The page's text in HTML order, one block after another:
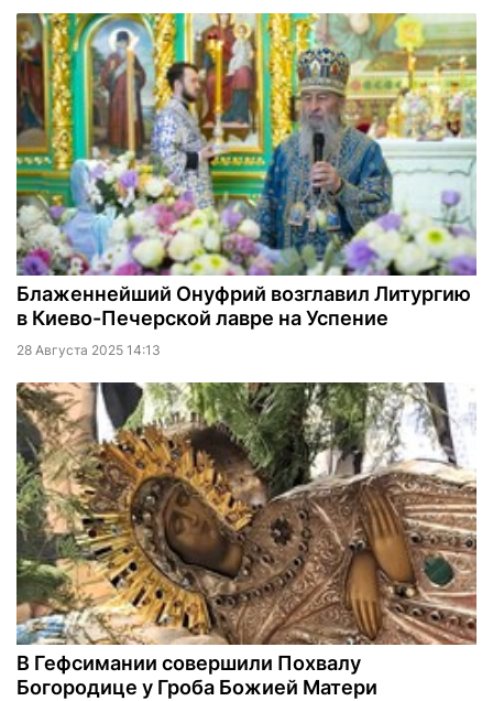
Блаженнейший Онуфрий возглавил Литургию
в Киево-Печерской лавре на Успение
28 Августа 2025 14:13
В Гефсимании совершили Похвалу
Богородице у Гроба Божией Матери